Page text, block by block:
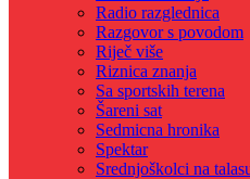
Radio razglednica
Razgovor s povodom
Riječ više
Riznica znanja
Sa sportskih terena
Šareni sat
Sedmicna hronika
Spektar
Srednjoškolci na